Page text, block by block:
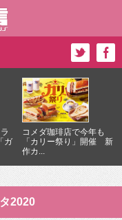
ガ
コメダ珈琲店で今年も
「カリー祭り」開催 新
作カ...
2020